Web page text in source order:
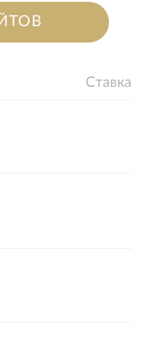
Ставка